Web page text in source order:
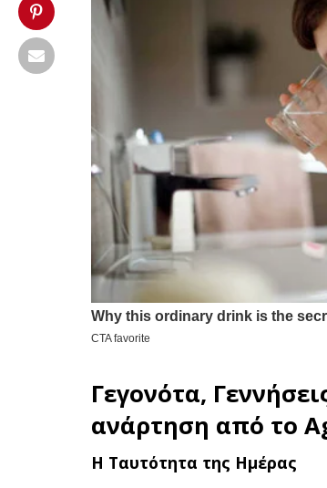
Γεγονότα,
ανάρτηση από το
Η Ταυτότητα της Ημέρας